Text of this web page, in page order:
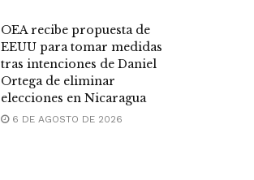
OEA recibe propuesta de
EEUU para tomar medidas
tras intenciones de Daniel
Ortega de eliminar
elecciones en Nicaragua
6 DE AGOSTO DE 2026